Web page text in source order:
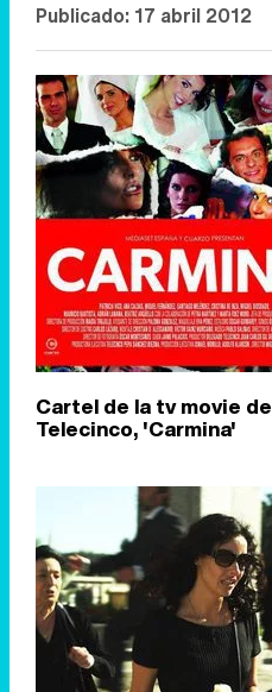
Publicado: 17 abril 2012
Cartel de la tv movie de
Telecinco, 'Carmina'